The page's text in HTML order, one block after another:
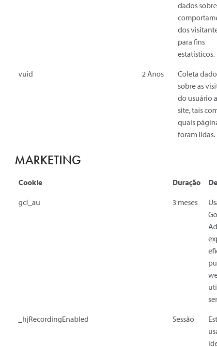
dados
dos
para fins
estatísticos.
vuid 2 Anos
Coleta
sobre as
do usuário
site, tais
quais
foram lidas.
MARKETING
Cookie Duração
gcl_au 3 meses
_hjRecordingEnabled Sessão